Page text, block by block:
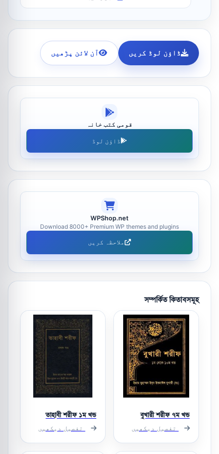
ڈاؤن لوڈ کریں آن لائن پڑھیں
قومی کتب خانہ
ڈاؤن لوڈ
WPShop.net
Download 8000+ Premium WP themes and plugins
ملاحظہ کریں
সম্পর্কিত কিতাবসমূহ
বুখারী শরীফ ৭ম খন্ড
تفصیل دیکھیں
তাহাবী শরীফ ১ম খন্ড
تفصیل دیکھیں